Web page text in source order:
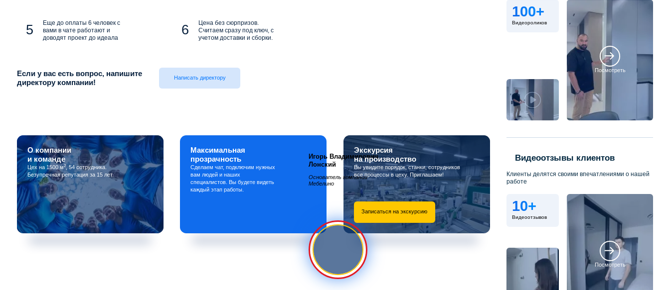
Еще до оплаты 6 человек с
вами в чате работают и
доводят проект до идеала
Цена без сюрпризов.
Считаем сразу под ключ, с
учетом доставки и сборки.
Если у вас есть вопрос, напишите
директору компании!
Написать директору
Игорь Владимирович
Лонский
Основатель компании
Мебелино
О компании
и команде
Цех на 1500 м2, 54 сотрудника.
Безупречная репутация за 15 лет.
Максимальная
прозрачность
Сделаем чат, подключим нужных
вам людей и наших
специалистов. Вы будете видеть
каждый этап работы.
Экскурсия
на производство
Вы увидите порядок, станки, сотрудников
все процессы в цеху. Приглашаем!
Записаться на экскурсию
100+
Видеороликов
Посмотреть
Видеоотзывы клиентов
Клиенты делятся своими впечатлениями о нашей
работе
10+
Видеоотзывов
Посмотреть